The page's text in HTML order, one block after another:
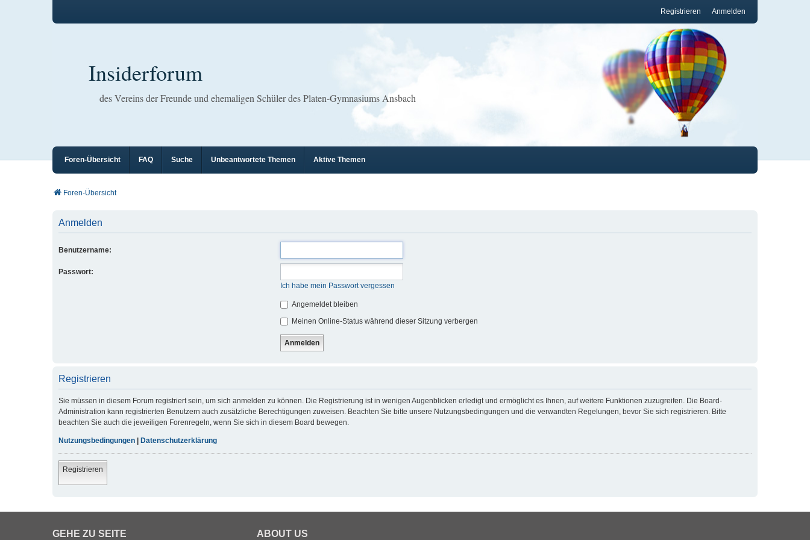
Anmelden
Registrieren
Insiderforum
des Vereins der Freunde und ehemaligen Schüler des Platen-Gymnasiums Ansbach
Foren-Übersicht FAQ Suche Unbeantwortete Themen Aktive Themen
Foren-Übersicht
Anmelden
Benutzername:
Passwort:
Ich habe mein Passwort vergessen
Angemeldet bleiben
Meinen Online-Status während dieser Sitzung verbergen
Registrieren
Sie müssen in diesem Forum registriert sein, um sich anmelden zu können. Die Registrierung ist in wenigen Augenblicken erledigt und ermöglicht es Ihnen, auf weitere Funktionen zuzugreifen. Die Board-
Administration kann registrierten Benutzern auch zusätzliche Berechtigungen zuweisen. Beachten Sie bitte unsere Nutzungsbedingungen und die verwandten Regelungen, bevor Sie sich registrieren. Bitte
beachten Sie auch die jeweiligen Forenregeln, wenn Sie sich in diesem Board bewegen.
Nutzungsbedingungen Datenschutzerklärung
Registrieren
GEHE ZU SEITE ABOUT US